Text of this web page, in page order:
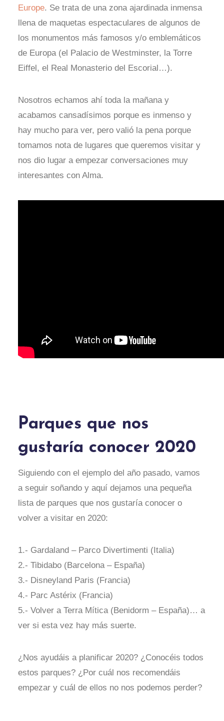
Europe. Se trata de una zona ajardinada inmensa
llena de maquetas espectaculares de algunos de
los monumentos más famosos y/o emblemáticos
de Europa (el Palacio de Westminster, la Torre
Eiffel, el Real Monasterio del Escorial…).
Nosotros echamos ahí toda la mañana y
acabamos cansadísimos porque es inmenso y
hay mucho para ver, pero valió la pena porque
tomamos nota de lugares que queremos visitar y
nos dio lugar a empezar conversaciones muy
interesantes con Alma.
Parques que nos
gustaría conocer 2020
Siguiendo con el ejemplo del año pasado, vamos
a seguir soñando y aquí dejamos una pequeña
lista de parques que nos gustaría conocer o
volver a visitar en 2020:
1.- Gardaland – Parco Divertimenti (Italia)
2.- Tibidabo (Barcelona – España)
3.- Disneyland Paris (Francia)
4.- Parc Astérix (Francia)
5.- Volver a Terra Mítica (Benidorm – España)… a
ver si esta vez hay más suerte.
¿Nos ayudáis a planificar 2020? ¿Conocéis todos
estos parques? ¿Por cuál nos recomendáis
empezar y cuál de ellos no nos podemos perder?